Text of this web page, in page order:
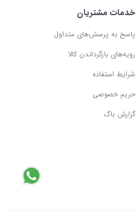
خدمات مشتریان
پاسخ به پرسش‌های متداول
رویه‌های بازگرداندن کالا
شرایط استفاده
حریم خصوصی
گزارش باگ